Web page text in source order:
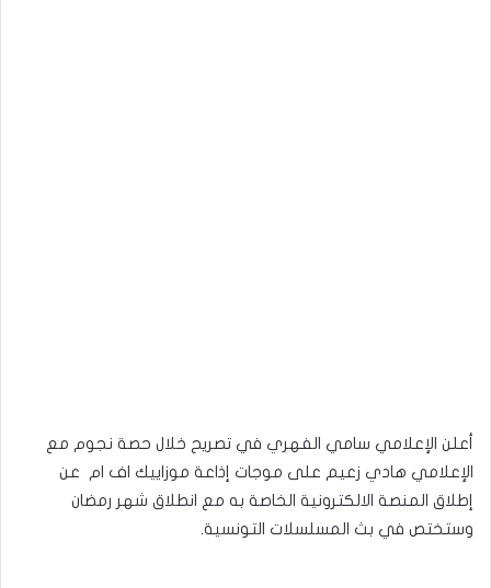
أعلن الإعلامي سامي الفهري في تصريح خلال حصة نجوم مع
الإعلامي هادي زعيم على موجات إذاعة موزاييك اف ام عن
إطلاق المنصة الالكترونية الخاصة به مع انطلاق شهر رمضان
وستختص في بث المسلسلات التونسية.